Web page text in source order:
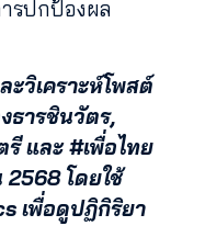
รปกป้องผล
วิเคราะห์โพสต์
ธารชินวัตร,
รี และ#เพื่อไทย
2568 โดยใช้
เพื่อดูปฏิกิริยา